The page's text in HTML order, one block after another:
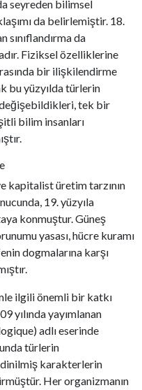
seyreden bilimsel
da belirlemiştir. 18.
sınıflandırma da
Fiziksel özelliklerine
bir ilişkilendirme
bu yüzyılda türlerin
tek bir
bilim insanları
kapitalist üretim tarzının
19. yüzyıla
konmuştur. Güneş
yasası, hücre kuramı
dogmalarına karşı
ilgili önemli bir katkı
yılında yayımlanan
adlı eserinde
türlerin
karakterlerin
Her organizmanın